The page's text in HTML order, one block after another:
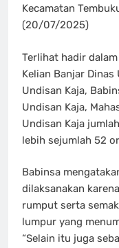
Kecamatan
(20/07/2025)
Terlihat hadir
Kelian Banjar Dinas
Undisan Kaja,
Undisan Kaja,
Undisan Kaja
lebih sejumlah 52
Babinsa
dilaksanakan
rumput serta
lumpur yang
“Selain itu juga